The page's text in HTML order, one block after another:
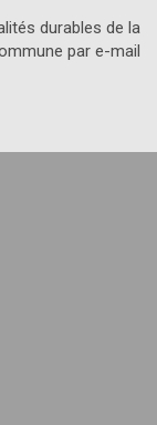
durables de la
par e-mail